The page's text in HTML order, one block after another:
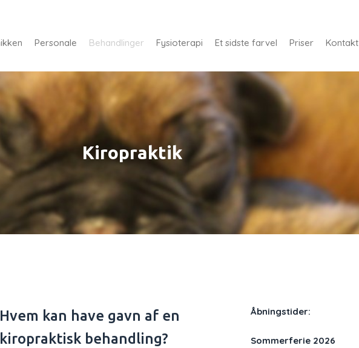
Personale Behandlinger Fysioterapi Et sidste farvel Priser Kontakt
Kiropraktik​
Hvem kan have gavn af en
kiropraktisk behandling?
​Åbningstider:
Sommerferie 2026